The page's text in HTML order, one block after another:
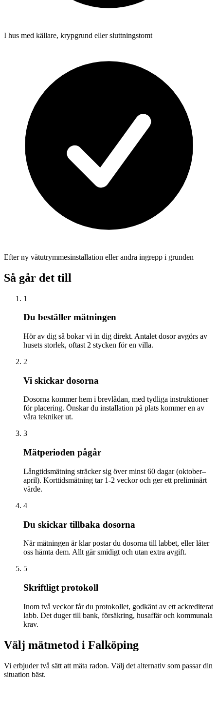
I hus med källare, krypgrund eller sluttningstomt
Efter ny våtutrymmesinstallation eller andra ingrepp i grunden
Så går det till
1
Du beställer mätningen
Hör av dig så bokar vi in dig direkt. Antalet dosor avgörs av
husets storlek, oftast 2 stycken för en villa.
2
Vi skickar dosorna
Dosorna kommer hem i brevlådan, med tydliga instruktioner
för placering. Önskar du installation på plats kommer en av
våra tekniker ut.
3
Mätperioden pågår
Långtidsmätning sträcker sig över minst 60 dagar (oktober–
april). Korttidsmätning tar 1-2 veckor och ger ett preliminärt
värde.
4
Du skickar tillbaka dosorna
När mätningen är klar postar du dosorna till labbet, eller låter
oss hämta dem. Allt går smidigt och utan extra avgift.
5
Skriftligt protokoll
Inom två veckor får du protokollet, godkänt av ett ackrediterat
labb. Det duger till bank, försäkring, husaffär och kommunala
krav.
Välj mätmetod i Falköping
Vi erbjuder två sätt att mäta radon. Välj det alternativ som passar din
situation bäst.